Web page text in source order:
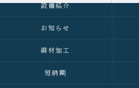
設備紹介
お知らせ
線材加工
短納期